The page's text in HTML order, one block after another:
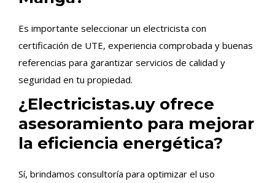
Es importante seleccionar un electricista con
certificación de UTE, experiencia comprobada y buenas
referencias para garantizar servicios de calidad y
seguridad en tu propiedad.
¿Electricistas.uy ofrece
asesoramiento para mejorar
la eficiencia energética?
Sí, brindamos consultoría para optimizar el uso